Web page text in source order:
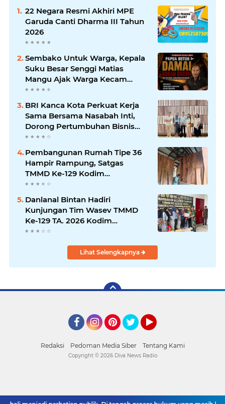
22 Negara Resmi Akhiri MPE
Garuda Canti Dharma III Tahun
2026
Sembako Untuk Warga, Kepala
Suku Besar Senggi Matias
Mangu Ajak Warga Kecam
Pembunuhan Warga Sipil di
BRI Kanca Kota Perkuat Kerja
Sama Bersama Nasabah Inti,
Dorong Pertumbuhan Bisnis
Berkelanjutan
Pembangunan Rumah Tipe 36
Hampir Rampung, Satgas
TMMD Ke-129 Kodim
1807/Sorong Selatan Wujudkan
Hunian Layak bagi Warga
Danlanal Bintan Hadiri
Kunjungan Tim Wasev TMMD
Ke-129 TA. 2026 Kodim
0315/Tanjungpinang
Lihat Selengkapnya
Redaksi Pedoman Media Siber Tentang Kami
Copyright © 2026 Diva News Radio